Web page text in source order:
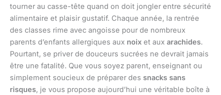
tourner au casse-tête quand on doit jongler entre sécurité
alimentaire et plaisir gustatif. Chaque année, la rentrée
des classes rime avec angoisse pour de nombreux
parents d’enfants allergiques aux noix et aux arachides.
Pourtant, se priver de douceurs sucrées ne devrait jamais
être une fatalité. Que vous soyez parent, enseignant ou
simplement soucieux de préparer des snacks sans
risques, je vous propose aujourd’hui une véritable boîte à